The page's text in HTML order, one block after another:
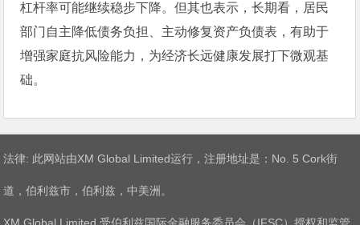
杠杆率可能继续稳步下降。但其也表示，长期看，居民
部门自主降低债务负担、主动修复资产负债表，有助于
增强家庭抗风险能力，为经济长远健康发展打下微观基
础。
法律: 此网站由XM Global Limited运行，注册地址是：No. 5 Cork街
道，伯利兹市，伯利兹，中美洲。